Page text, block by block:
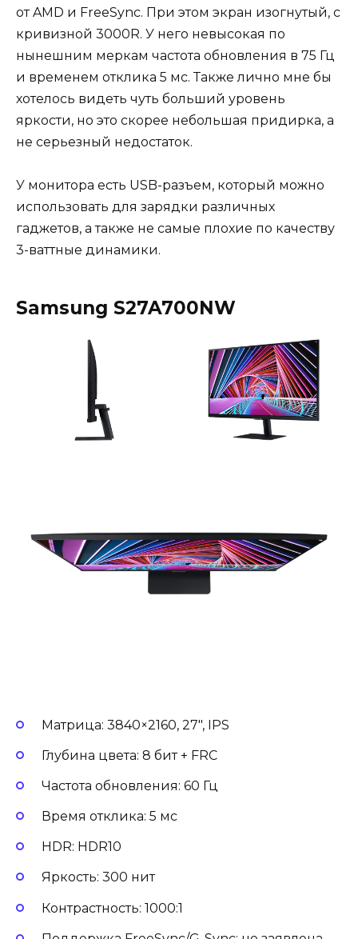
от AMD и FreeSync. При этом экран изогнутый, с
кривизной 3000R. У него невысокая по
нынешним меркам частота обновления в 75 Гц
и временем отклика 5 мс. Также лично мне бы
хотелось видеть чуть больший уровень
яркости, но это скорее небольшая придирка, а
не серьезный недостаток.
У монитора есть USB-разъем, который можно
использовать для зарядки различных
гаджетов, а также не самые плохие по качеству
3-ваттные динамики.
Samsung S27A700NW
Матрица: 3840×2160, 27″, IPS
Глубина цвета: 8 бит + FRC
Частота обновления: 60 Гц
Время отклика: 5 мс
HDR: HDR10
Яркость: 300 нит
Контрастность: 1000:1